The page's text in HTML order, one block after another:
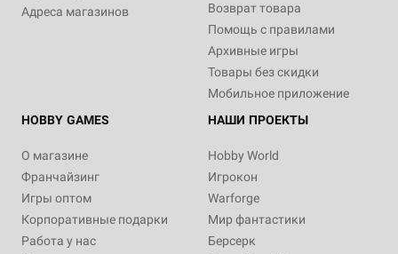
Адреса магазинов
Возврат товара
Помощь с правилами
Архивные игры
Товары без скидки
Мобильное приложение
HOBBY GAMES
О магазине
Франчайзинг
Игры оптом
Корпоративные подарки
Работа у нас
НАШИ ПРОЕКТЫ
Hobby World
Игрокон
Warforge
Мир фантастики
Берсерк